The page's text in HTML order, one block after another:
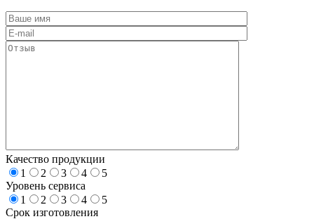
Качество продукции
1
2 3 4
5
Уровень сервиса
1
2 3 4
5
Срок изготовления